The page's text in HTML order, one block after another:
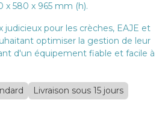
x 580 x 965 mm (h).
judicieux pour les crèches, EAJE et
optimiser la gestion de leur
d'un équipement fiable et facile à
Livraison sous 15 jours